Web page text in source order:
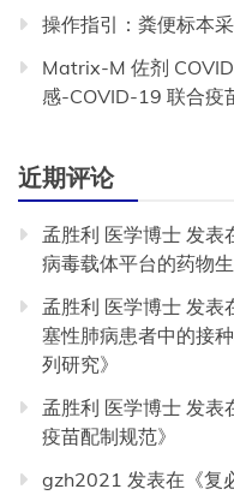
操作指引：粪便标本
Matrix-M 佐剂
感-COVID-19 联合疫
近期评论
孟胜利 医学博士 发表
病毒载体平台的药物
孟胜利 医学博士 发表
塞性肺病患者中的接
列研究》
孟胜利 医学博士 发表
疫苗配制规范》
gzh2021 发表在《复